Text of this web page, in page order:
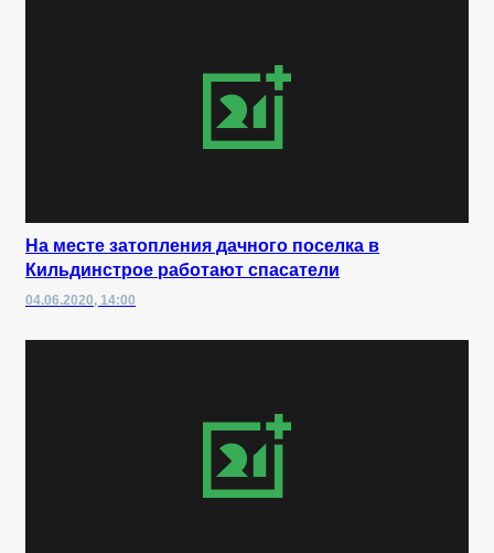
На месте затопления дачного поселка в
Кильдинстрое работают спасатели
04.06.2020, 14:00